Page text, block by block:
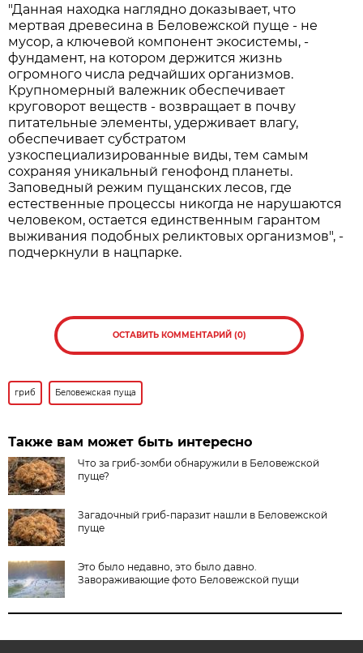
"Данная находка наглядно доказывает, что
мертвая древесина в Беловежской пуще - не
мусор, а ключевой компонент экосистемы, -
фундамент, на котором держится жизнь
огромного числа редчайших организмов.
Крупномерный валежник обеспечивает
круговорот веществ - возвращает в почву
питательные элементы, удерживает влагу,
обеспечивает субстратом
узкоспециализированные виды, тем самым
сохраняя уникальный генофонд планеты.
Заповедный режим пущанских лесов, где
естественные процессы никогда не нарушаются
человеком, остается единственным гарантом
выживания подобных реликтовых организмов", -
подчеркнули в нацпарке.
ОСТАВИТЬ КОММЕНТАРИЙ (0)
гриб Беловежская пуща
Также вам может быть интересно
Что за гриб-зомби обнаружили в Беловежской
пуще?
Загадочный гриб-паразит нашли в Беловежской
пуще
Это было недавно, это было давно.
Завораживающие фото Беловежской пущи